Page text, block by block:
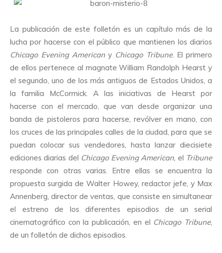
La publicación de este folletón es un capítulo más de la
lucha por hacerse con el público que mantienen los diarios
Chicago Evening American y Chicago Tribune. El primero
de ellos pertenece al magnate William Randolph Hearst y
el segundo, uno de los más antiguos de Estados Unidos, a
la familia McCormick. A las iniciativas de Hearst por
hacerse con el mercado, que van desde organizar una
banda de pistoleros para hacerse, revólver en mano, con
los cruces de las principales calles de la ciudad, para que se
puedan colocar sus vendedores, hasta lanzar diecisiete
ediciones diarias del Chicago Evening American, el Tribune
responde con otras varias. Entre ellas se encuentra la
propuesta surgida de Walter Howey, redactor jefe, y Max
Annenberg, director de ventas, que consiste en simultanear
el estreno de los diferentes episodios de un serial
cinematográfico con la publicación, en el Chicago Tribune,
de un folletón de dichos episodios.